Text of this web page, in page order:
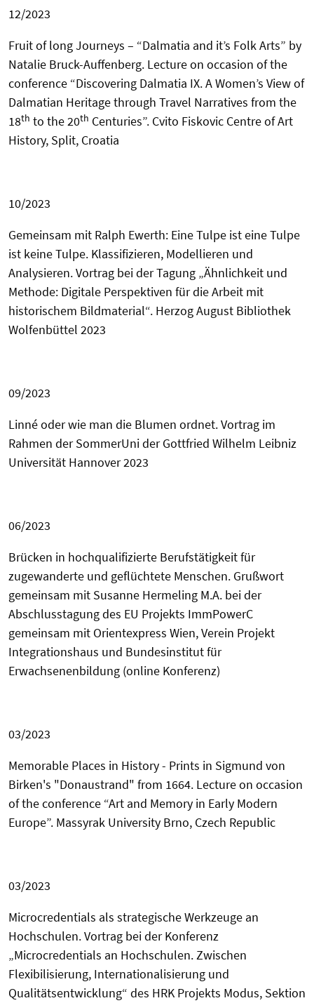
12/2023
Fruit of long Journeys – “Dalmatia and it’s Folk Arts” by
Natalie Bruck-Auffenberg. Lecture on occasion of the
conference “Discovering Dalmatia IX. A Women’s View of
Dalmatian Heritage through Travel Narratives from the
18th to the 20th Centuries”. Cvito Fiskovic Centre of Art
History, Split, Croatia
10/2023
Gemeinsam mit Ralph Ewerth: Eine Tulpe ist eine Tulpe
ist keine Tulpe. Klassifizieren, Modellieren und
Analysieren. Vortrag bei der Tagung „Ähnlichkeit und
Methode: Digitale Perspektiven für die Arbeit mit
historischem Bildmaterial“. Herzog August Bibliothek
Wolfenbüttel 2023
09/2023
Linné oder wie man die Blumen ordnet. Vortrag im
Rahmen der SommerUni derGottfried Wilhelm Leibniz
Universität Hannover 2023
06/2023
Brücken in hochqualifizierte Berufstätigkeit für
zugewanderte und geflüchtete Menschen. Grußwort
gemeinsam mit Susanne Hermeling M.A. bei der
Abschlusstagung des EU Projekts ImmPowerC
gemeinsam mit Orientexpress Wien, Verein Projekt
Integrationshaus und Bundesinstitut für
Erwachsenenbildung (online Konferenz)
03/2023
Memorable Places in History - Prints in Sigmund von
Birken's "Donaustrand" from 1664. Lectureon occasion
of the conference “Art and Memory in Early Modern
Europe”. Massyrak University Brno, Czech Republic
03/2023
Microcredentials als strategische Werkzeuge an
Hochschulen. Vortrag bei der Konferenz
„Microcredentials an Hochschulen. Zwischen
Flexibilisierung, Internationalisierung und
Qualitätsentwicklung“ des HRK Projekts Modus, Sektion